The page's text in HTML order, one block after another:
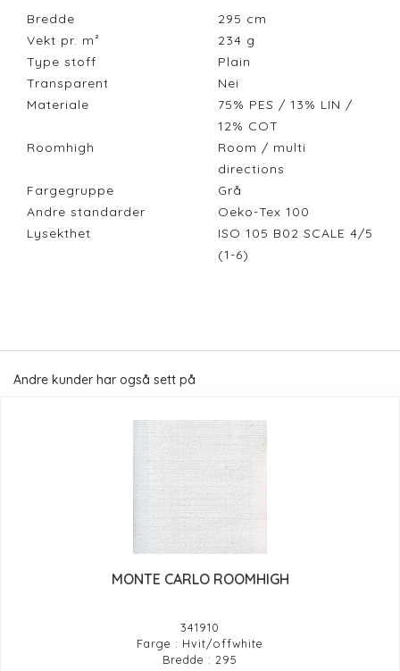
Bredde 295 cm
Vekt pr. m²
234 g
Type stoff
Plain
Transparent
Nei
Materiale
75% PES / 13% LIN /
12% COT
Roomhigh
Room / multi
directions
Fargegruppe
Grå
Andre standarder
Oeko-Tex 100
Lysekthet
ISO 105 B02 SCALE 4/5
(1-6)
Andre kunder har også sett på
MONTE CARLO ROOMHIGH
341910
Farge : Hvit/offwhite
Bredde : 295